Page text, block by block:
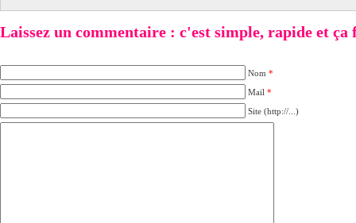
Laissez un commentaire : c'est simple, rapide et
Nom *
Mail *
Site (http://...)